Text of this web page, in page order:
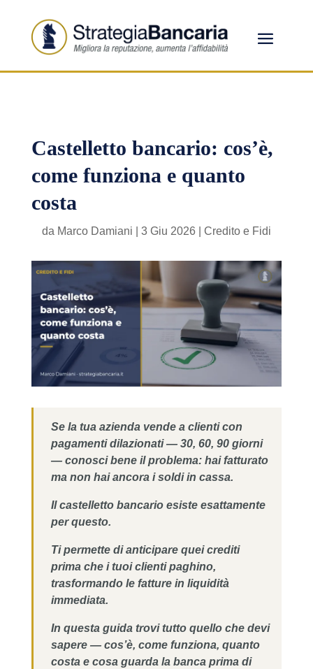
Castelletto bancario: cos’è,
come funziona e quanto
costa
da Marco Damiani 3 Giu 2026 Credito e Fidi
Se la tua azienda vende a clienti con
pagamenti dilazionati — 30, 60, 90 giorni
— conosci bene il problema: hai fatturato
ma non hai ancora i soldi in cassa.
Il castelletto bancario esiste esattamente
per questo.
Ti permette di anticipare quei crediti
prima che i tuoi clienti paghino,
trasformando le fatture in liquidità
immediata.
In questa guida trovi tutto quello che devi
sapere — cos’è, come funziona, quanto
costa e cosa guarda la banca prima di